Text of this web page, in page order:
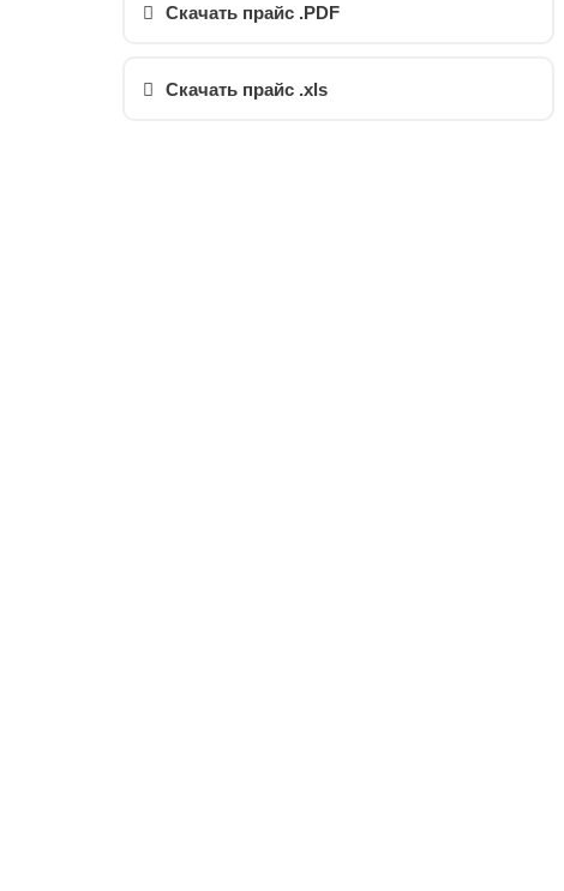
Скачать прайс .PDF
Скачать прайс .xls